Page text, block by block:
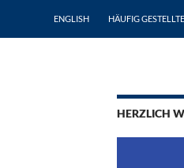
ENGLISH HÄUFIG
HERZLICH